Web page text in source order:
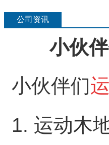
公司资讯
小伙
小伙伴们
1. 运动木